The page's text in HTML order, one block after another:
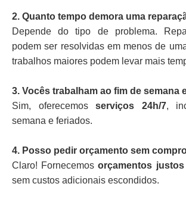
2. Quanto tempo demora uma
Depende do tipo de problema.
podem ser resolvidas em menos de
trabalhos maiores podem levar mais
3. Vocês trabalham ao fim de semana
Sim, oferecemos serviços 24h/7,
semana e feriados.
4. Posso pedir orçamento sem
Claro! Fornecemosorçamentos
sem custos adicionais escondidos.